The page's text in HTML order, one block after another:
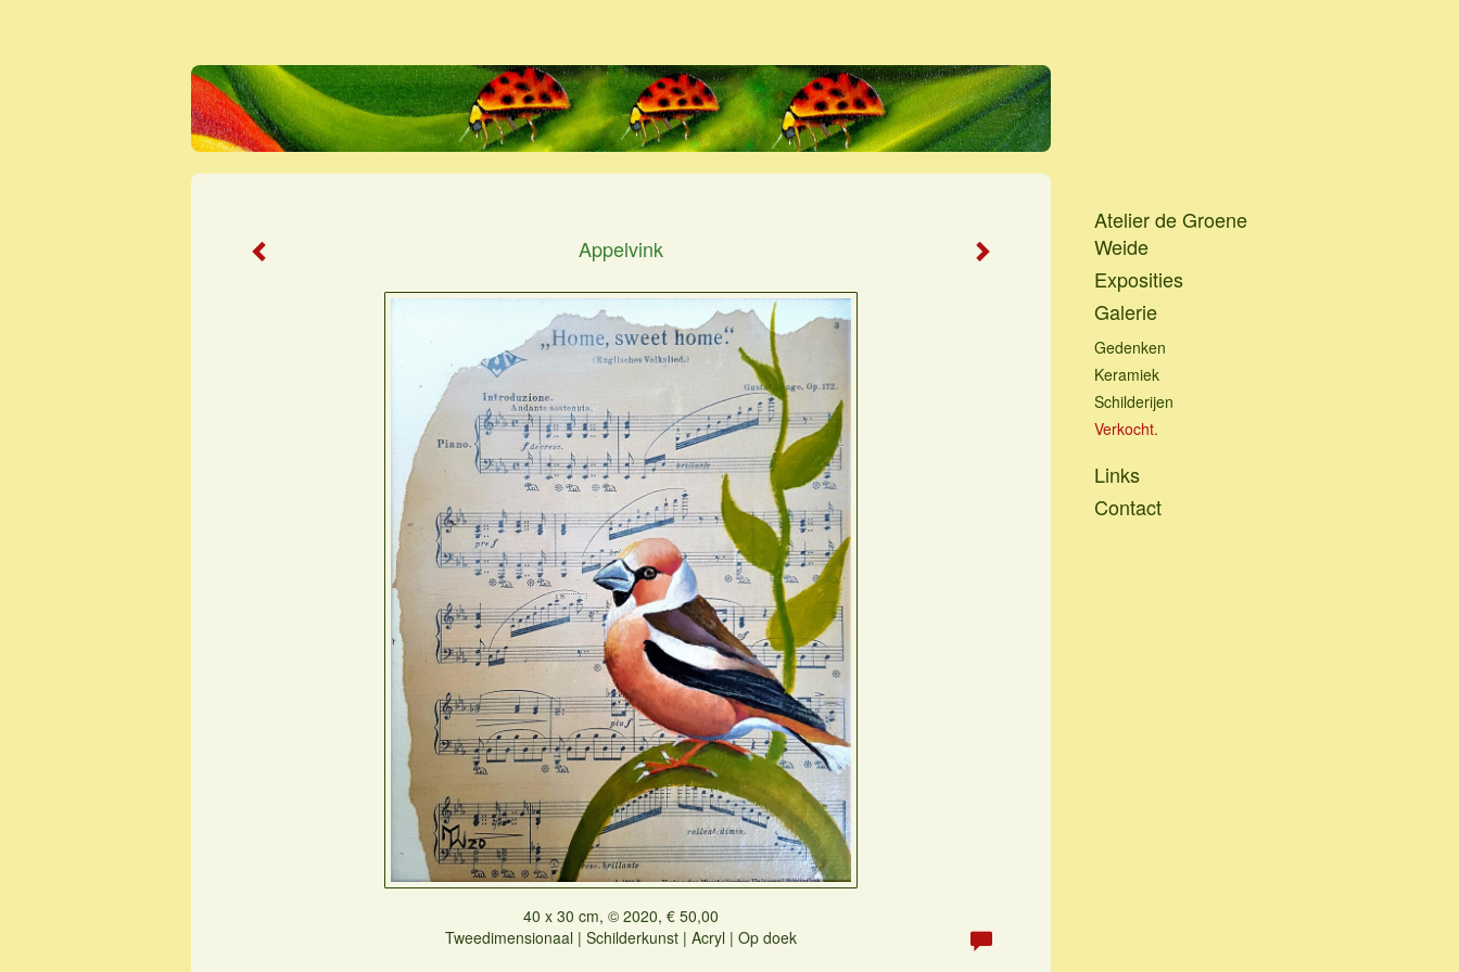
Appelvink
40 x 30 cm, © 2020, € 50,00
Tweedimensionaal | Schilderkunst | Acryl | Op doek
Atelier de Groene
Weide
Exposities
Galerie
Gedenken
Keramiek
Schilderijen
Verkocht.
Links
Contact